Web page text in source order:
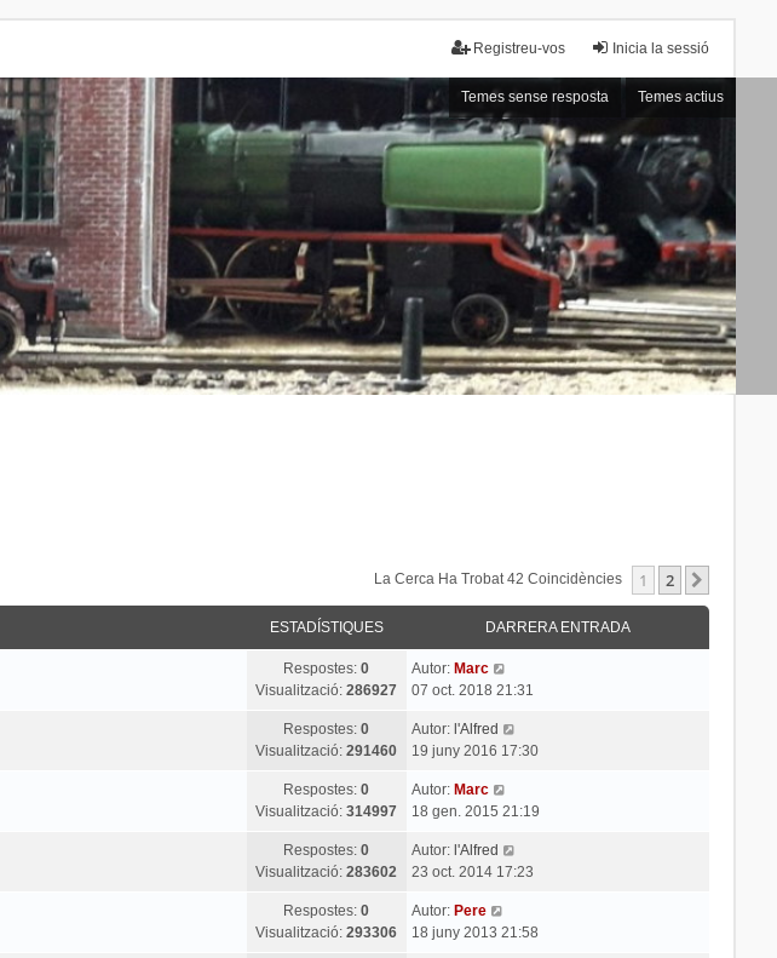
Inicia la sessió
Registreu-vos
Temes sense resposta Temes actius
La Cerca Ha Trobat 42 Coincidències 1 2
ESTADÍSTIQUES DARRERA ENTRADA
Respostes:0
Visualització:286927
Autor: Marc
07 oct. 2018 21:31
Respostes:0
Visualització:291460
Autor: l'Alfred
19 juny 2016 17:30
Respostes:0
Visualització:314997
Autor: Marc
18 gen. 2015 21:19
Respostes:0
Visualització:283602
Autor: l'Alfred
23 oct. 2014 17:23
Respostes:0
Visualització:293306
Autor: Pere
18 juny 2013 21:58